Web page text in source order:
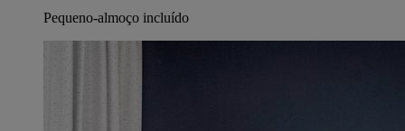
Pequeno-almoço incluído